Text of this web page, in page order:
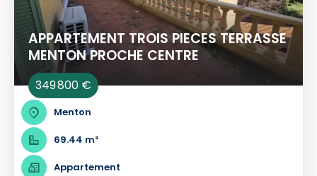
APPARTEMENT TROIS PIECES TERRASSE
MENTON PROCHE CENTRE
349 800 €
Menton
69.44 m²
Appartement